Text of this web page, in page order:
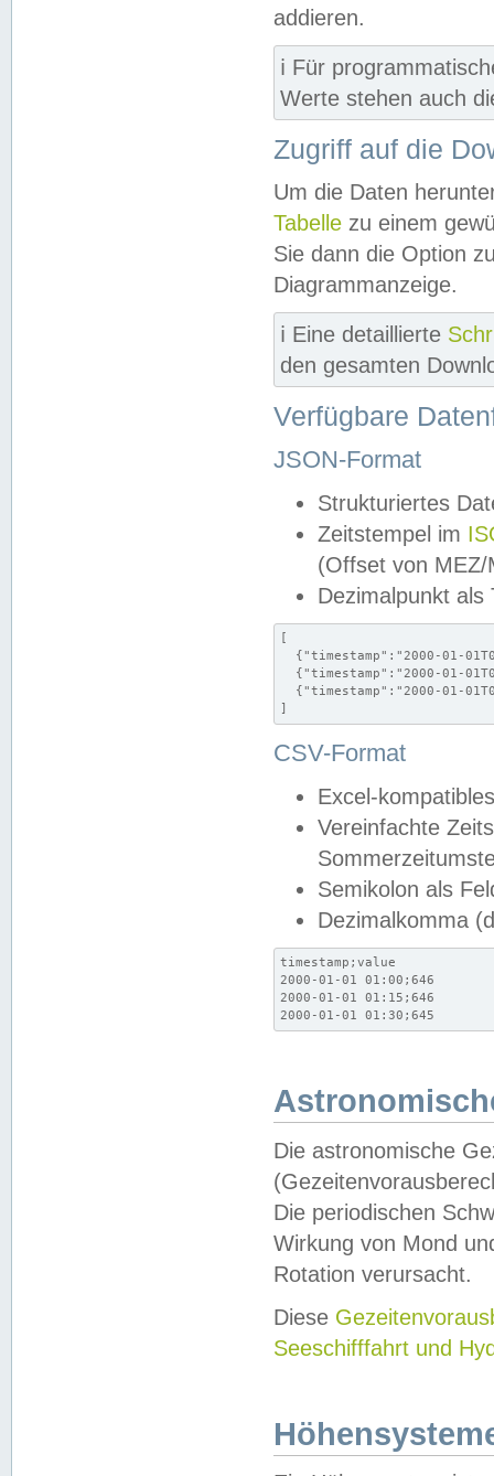
addieren.
ℹ️ Für
Werte stehen auch
Zugriff auf die
Um die Daten
Tabelle zu einem
Sie dann die Option
Diagrammanzeige.
ℹ️ Eine detaillierte
den gesamten
Verfügbare
JSON-Format
Strukturiertes
Zeitstempel im
(Offset von MEZ/
Dezimalpunkt als
[
{"timestamp":"2000-01-
{"timestamp":"2000-01-
{"timestamp":"2000-01-
]
CSV-Format
Excel-
Vereinfachte
Semikolon als
Dezimalkomma
timestamp;value
2000-01-01 01:00;646
2000-01-01 01:15;646
2000-01-01 01:30;645
Die astronomische
Die periodischen
Wirkung von Mond
Rotation verursacht.
Diese
Seeschifffahrt und